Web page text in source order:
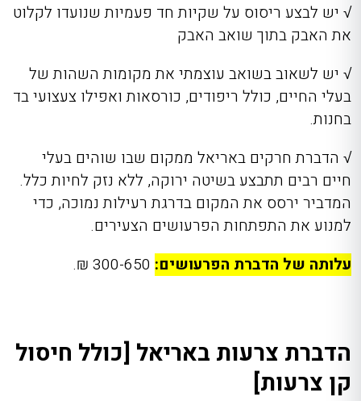
√ יש לבצע ריסוס על שקיות חד פעמיות שנועדו לקלוט
את האבק בתוך שואב האבק
√ יש לשאוב בשואב עוצמתי את מקומות השהות של
בעלי החיים, כולל ריפודים, כורסאות ואפילו צעצועי בד
בחנות.
√ הדברת חרקים באריאל ממקום שבו שוהים בעלי
חיים רבים תתבצע בשיטה ירוקה, ללא נזק לחיות כלל.
המדביר ירסס את המקום בדרגת רעילות נמוכה, כדי
למנוע את התפתחות הפרעושים הצעירים.
עלותה של הדברת הפרעושים:
הדברת צרעות באריאל [כולל חיסול
קן צרעות]